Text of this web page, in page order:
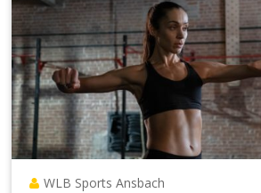
WLB Sports Ansbach